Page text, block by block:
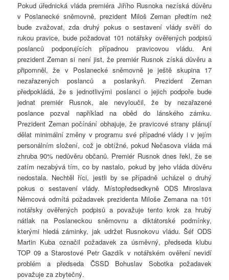
Pokud úřednická vláda premiéra Jiřího Rusnoka nezíská důvěru
v Poslanecké sněmovně, prezident Miloš Zeman předtím než
bude zvažovat, zda druhý pokus o sestavení vlády svěří do
rukou pravice, bude požadovat 101 notářsky ověřených podpisů
poslanců podporujících případnou pravicovou vládu. Ani
prezident Zeman si není jist, že premiér Rusnok získá důvěru a
připomněl, že v Poslanecké sněmovně je ještě skupina 17
nezařazených poslanců a poslankyň. Prezident Zeman
předpokládá, že s jednotlivými poslanci o jejich podpoře bude
jednat premiér Rusnok, ale nevyloučil, že by nezařazené
poslance pozval například na oběd do lánského zámku.
Prezident Zeman počínání obhajuje, že pravicové strany plánují
dělat minimální změny v programu své případné vlády i v jejím
personálním složení, což je obtížné, pokud Nečasova vláda má
zhruba 90% nedůvěru občanů. Premiér Rusnok dnes řekl, že se
zatím nezabývá tím, co by nastalo, pokud by jeho vláda důvěru
nedostala. Nechtěl říci, jestli by se případně ucházel o druhý
pokus o sestavení vlády. Místopředsedkyně ODS Miroslava
Němcová odmítá požadavek prezidenta Miloše Zemana na 101
notářsky ověřených podpisů a považuje tento krok za hrubý
nátlak na Poslaneckou sněmovnu a diktátorské podmínky,
kterými hledá záminky, jak udržet Rusnokovu vládu. Šéf ODS
Martin Kuba označil požadavek za úsměvný, předseda klubu
TOP 09 a Starostové Petr Gazdík v notářském ověření nevidí
problém a předseda ČSSD Bohuslav Sobotka požadavek
považuje za zbytečný.